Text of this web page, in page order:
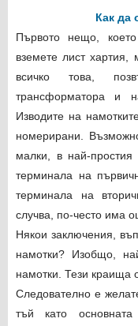
Как да
Първото нещо,
вземете лист хартия,
всичко това,
трансформатора и
Изводите на
номерирани.
малки, в най-
терминала на
терминала на
случва, по-често има
Някои заключения,
намотки? Изобщо,
намотки. Тези краища
Следователно е
тъй като